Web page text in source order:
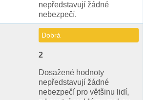
nepředstavují žádné
nebezpečí.
Dobrá
2
Dosažené hodnoty
nepředstavují žádné
nebezpečí pro většinu lidí,